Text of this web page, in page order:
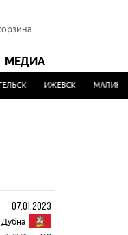
МЕДИА
ИЖЕВСК МАЛИНОВКА
07.01.2023
Дубна